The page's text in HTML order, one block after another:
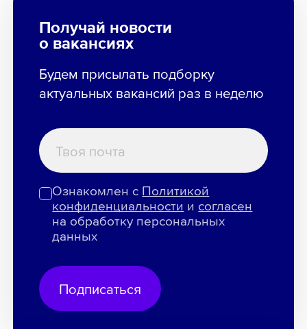
Получай новости
о вакансиях
Будем присылать подборку
актуальных вакансий раз в неделю
Ознакомлен с Политикой
конфиденциальности и согласен
на обработку персональных
данных
Подписаться